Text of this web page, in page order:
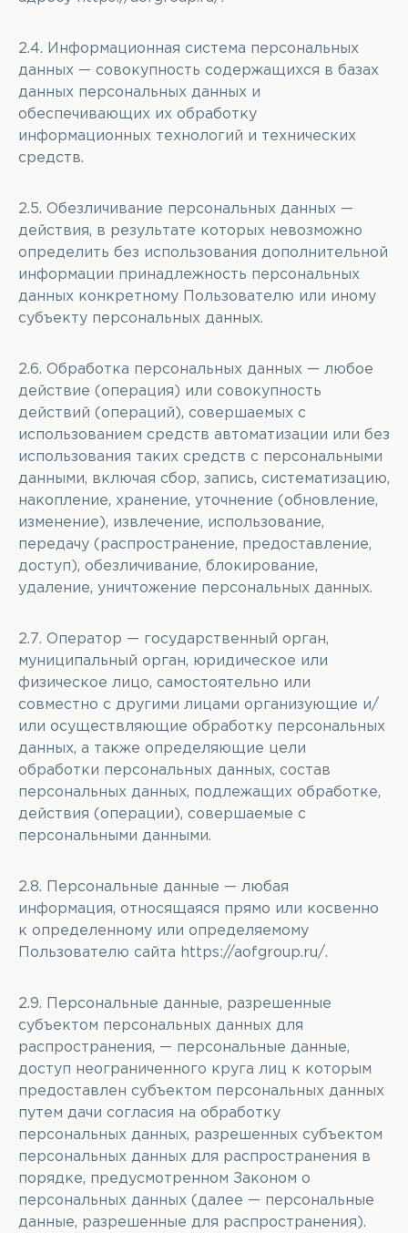
2.4. Информационная система персональных
данных — совокупность содержащихся в базах
данных персональных данных и
обеспечивающих их обработку
информационных технологий и технических
средств.
2.5. Обезличивание персональных данных —
действия, в результате которых невозможно
определить без использования дополнительной
информации принадлежность персональных
данных конкретному Пользователю или иному
субъекту персональных данных.
2.6. Обработка персональных данных — любое
действие (операция) или совокупность
действий (операций), совершаемых с
использованием средств автоматизации или без
использования таких средств с персональными
данными, включая сбор, запись, систематизацию,
накопление, хранение, уточнение (обновление,
изменение), извлечение, использование,
передачу (распространение, предоставление,
доступ), обезличивание, блокирование,
удаление, уничтожение персональных данных.
2.7. Оператор — государственный орган,
муниципальный орган, юридическое или
физическое лицо, самостоятельно или
совместно с другими лицами организующие и/
или осуществляющие обработку персональных
данных, а также определяющие цели
обработки персональных данных, состав
персональных данных, подлежащих обработке,
действия (операции), совершаемые с
персональными данными.
2.8. Персональные данные — любая
информация, относящаяся прямо или косвенно
к определенному или определяемому
Пользователю сайта https://aofgroup.ru/.
2.9. Персональные данные, разрешенные
субъектом персональных данных для
распространения, — персональные данные,
доступ неограниченного круга лиц к которым
предоставлен субъектом персональных данных
путем дачи согласия на обработку
персональных данных, разрешенных субъектом
персональных данных для распространения в
порядке, предусмотренном Законом о
персональных данных (далее — персональные
данные, разрешенные для распространения).